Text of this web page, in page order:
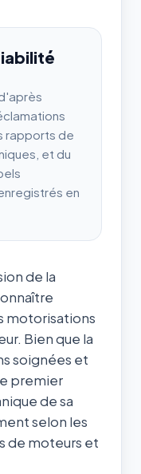
rapports de
et du
en
de la
motorisations
Bien que la
soignées et
premier
de sa
selon les
de moteurs et